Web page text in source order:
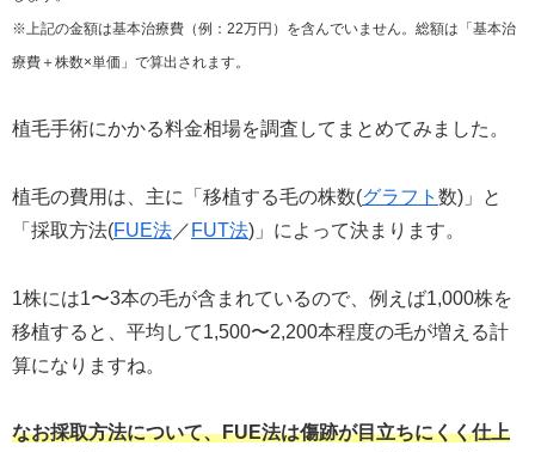
※上記の金額は基本治療費（例：22万円）を含んでいません。総額は「基本治
療費＋株数×単価」で算出されます。
植毛手術にかかる料金相場を調査してまとめてみました。
植毛の費用は、主に「移植する毛の株数(グラフト 数)」と
「採取方法(FUE法 ／ FUT法)」によって決まります。
1株には1〜3本の毛が含まれているので、例えば1,000株を
移植すると、平均して1,500〜2,200本程度の毛が増える計
算になりますね。
なお採取方法について、FUE法は傷跡が目立ちにくく仕上